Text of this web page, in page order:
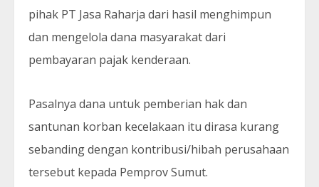
pihak PT Jasa Raharja dari hasil menghimpun
dan mengelola dana masyarakat dari
pembayaran pajak kenderaan.
Pasalnya dana untuk pemberian hak dan
santunan korban kecelakaan itu dirasa kurang
sebanding dengan kontribusi/hibah perusahaan
tersebut kepada Pemprov Sumut.